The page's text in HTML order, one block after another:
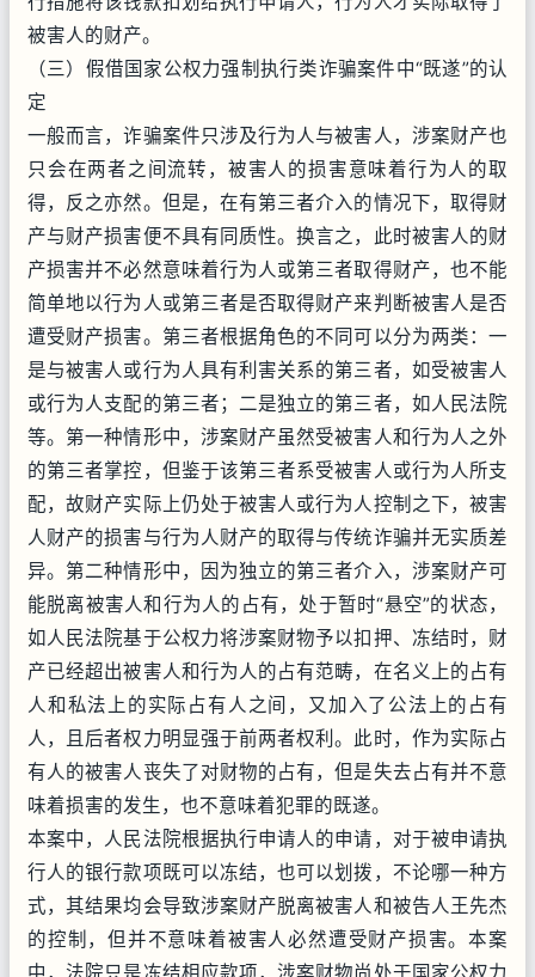
被害人的财产。
（三）假借国家公权力强制执行类诈骗案件中“既遂”的认
定
一般而言，诈骗案件只涉及行为人与被害人，涉案财产也
只会在两者之间流转，被害人的损害意味着行为人的取
得，反之亦然。但是，在有第三者介入的情况下，取得财
产与财产损害便不具有同质性。换言之，此时被害人的财
产损害并不必然意味着行为人或第三者取得财产，也不能
简单地以行为人或第三者是否取得财产来判断被害人是否
遭受财产损害。第三者根据角色的不同可以分为两类：一
是与被害人或行为人具有利害关系的第三者，如受被害人
或行为人支配的第三者；二是独立的第三者，如人民法院
等。第一种情形中，涉案财产虽然受被害人和行为人之外
的第三者掌控，但鉴于该第三者系受被害人或行为人所支
配，故财产实际上仍处于被害人或行为人控制之下，被害
人财产的损害与行为人财产的取得与传统诈骗并无实质差
异。第二种情形中，因为独立的第三者介入，涉案财产可
能脱离被害人和行为人的占有，处于暂时“悬空”的状态，
如人民法院基于公权力将涉案财物予以扣押、冻结时，财
产已经超出被害人和行为人的占有范畴，在名义上的占有
人和私法上的实际占有人之间，又加入了公法上的占有
人，且后者权力明显强于前两者权利。此时，作为实际占
有人的被害人丧失了对财物的占有，但是失去占有并不意
味着损害的发生，也不意味着犯罪的既遂。
本案中，人民法院根据执行申请人的申请，对于被申请执
行人的银行款项既可以冻结，也可以划拨，不论哪一种方
式，其结果均会导致涉案财产脱离被害人和被告人王先杰
的控制，但并不意味着被害人必然遭受财产损害。本案